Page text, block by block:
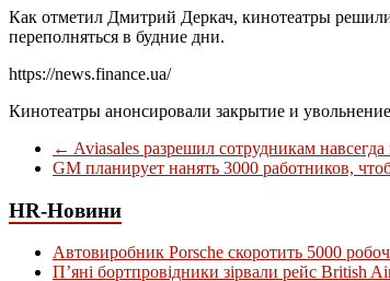
Как отметил Дмитрий Деркач, кинотеатры
переполняться в будние дни.
https://news.finance.ua/
Кинотеатры анонсировали закрытие и
← Aviasales разрешил сотрудникам
GM планирует нанять 3000 работников,
HR-Новини
Автовиробник Porsche скоротить 5000
П’яні бортпровідники зірвали рейс British